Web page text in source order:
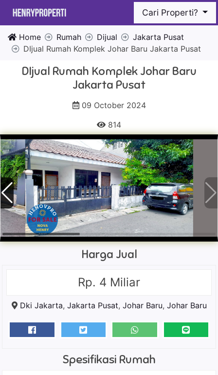
Cari Properti?
Home Rumah Dijual
Jakarta Pusat
DIjual Rumah Komplek Johar Baru Jakarta Pusat
DIjual Rumah Komplek Johar Baru
Jakarta Pusat
09 October 2024
814
Harga Jual
Rp. 4 Miliar
Dki Jakarta, Jakarta Pusat, Johar Baru, Johar Baru
Spesifikasi Rumah